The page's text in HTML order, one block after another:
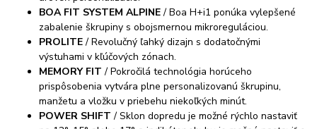
BOA FIT SYSTEM ALPINE/ Boa H+i1 ponúka vylepšené
zabalenie škrupiny s obojsmernou mikroreguláciou.
PROLITE/ Revolučný ľahký dizajn s dodatočnými
výstuhami v kľúčových zónach.
MEMORY FIT / Pokročilá technológia horúceho
prispôsobenia vytvára plne personalizovanú škrupinu,
manžetu a vložku v priebehu niekoľkých minút.
POWER SHIFT / Sklon dopredu je možné rýchlo nastaviť